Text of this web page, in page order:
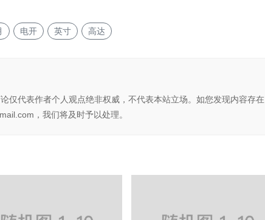
电开 英寸 高达
仅代表作者个人观点绝非权威，不代表本站立场。如您发现内容存在
，我们将及时予以处理。